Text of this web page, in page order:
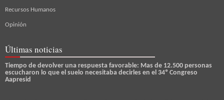
Recursos Humanos
Opinión
Últimas noticias
Tiempo de devolver una respuesta favorable: Mas de 12.500 personas
escucharon lo que el suelo necesitaba decirles en el 34º Congreso
Aapresid